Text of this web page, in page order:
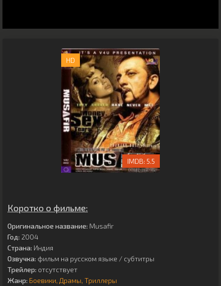
HD
5.5
Коротко о фильме:
Оригинальное название: Musafir
Год: 2004
Страна: Индия
Озвучка: фильм на русском языке / субтитры
Трейлер: отсутствует
Жанр: Боевики Драмы Триллеры